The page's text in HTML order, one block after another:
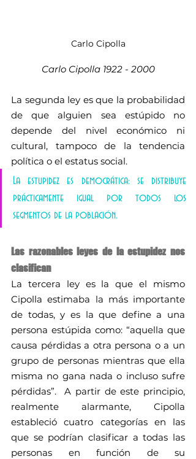
Carlo Cipolla
Carlo Cipolla 1922 - 2000
La segunda ley es que la probabilidad
de que alguien sea estúpido no
depende del nivel económico ni
cultural, tampoco de la tendencia
política o el estatus social.
La estupidez es democrática: se distribuye
prácticamente igual por todos los
segmentos de la población.
Las razonables leyes de la estupidez nos
clasifican
La tercera ley es la que el mismo
Cipolla estimaba la más importante
de todas, y es la que define a una
persona estúpida como: “aquella que
causa pérdidas a otra persona o a un
grupo de personas mientras que ella
misma no gana nada o incluso sufre
pérdidas”.  A partir de este principio,
realmente alarmante, Cipolla
estableció cuatro categorías en las
que se podrían clasificar a todas las
personas en función de su